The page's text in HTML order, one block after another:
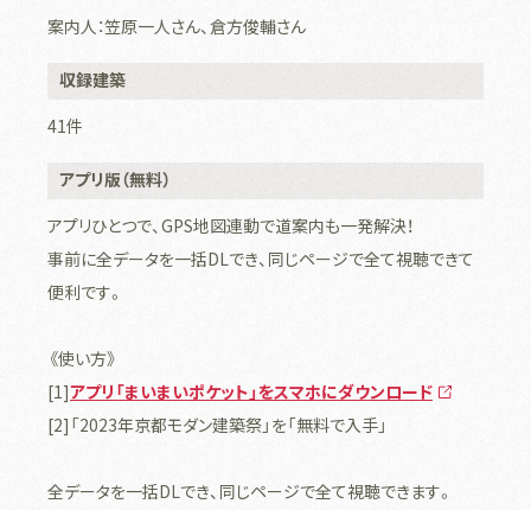
案内人：笠原一人さん、倉方俊輔さん
収録建築
41件
アプリ版（無料）
アプリひとつで、GPS地図連動で道案内も一発解決！
事前に全データを一括DLでき、同じページで全て視聴できて
便利です。
《使い方》
[1]アプリ「まいまいポケット」をスマホにダウンロード
[2]「2023年京都モダン建築祭」を「無料で入手」
全データを一括DLでき、同じページで全て視聴できます。